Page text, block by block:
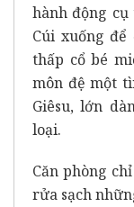
hành động cụ
Cúi xuống
thấp cổ bé
môn đệ một
Giêsu, lớn
loại.
Căn phòng
rửa sạch